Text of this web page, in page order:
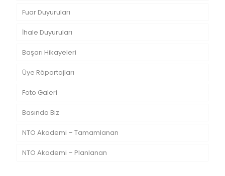
Fuar Duyuruları
İhale Duyuruları
Başarı Hikayeleri
Üye Röportajları
Foto Galeri
Basında Biz
NTO Akademi – Tamamlanan
NTO Akademi – Planlanan